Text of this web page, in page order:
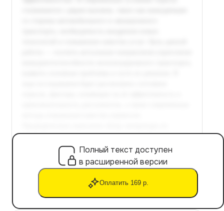
Полный текст доступен
в расширенной версии
Оплатить 169 р.